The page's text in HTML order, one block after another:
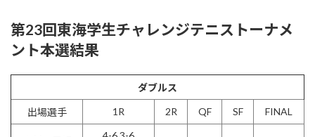
第23回東海学生チャレンジテニストーナメ
ント本選結果
ダブルス
出場選手 1R 2R QF SF FINAL